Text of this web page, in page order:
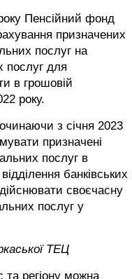
Пенсійний фонд
призначених
послуг на
послуг для
в грошовій
року.
з січня 2023
призначені
послуг в
банківських
своєчасну
послуг у
ТЕЦ
та регіону можна